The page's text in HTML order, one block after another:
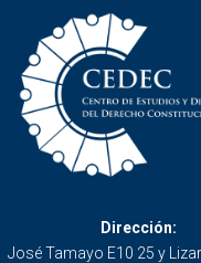
Dirección:
José Tamayo E10 25 y